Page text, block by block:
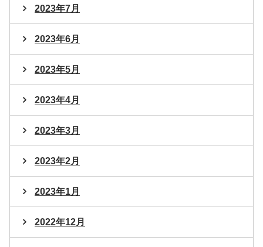
2023年7月
2023年6月
2023年5月
2023年4月
2023年3月
2023年2月
2023年1月
2022年12月